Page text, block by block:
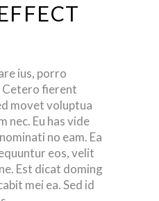
ius, porro
Cetero fierent
movet voluptua
nec. Eu has vide
no eam. Ea
eos, velit
Est dicat doming
mei ea. Sed id